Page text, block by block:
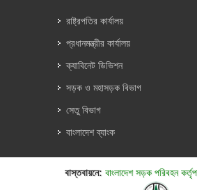
রাষ্ট্রপতির কার্যালয়
প্রধানমন্ত্রীর কার্যালয়
ক্যাবিনেট ডিভিশন
সড়ক ও মহাসড়ক বিভাগ
সেতু বিভাগ
বাংলাদেশ ব্যাংক
বাস্তবায়নে: বাংলাদেশ সড়ক পরিবহন